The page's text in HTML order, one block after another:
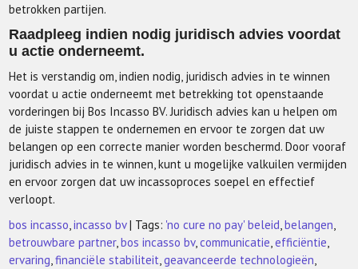
betrokken partijen.
Raadpleeg indien nodig juridisch advies voordat
u actie onderneemt.
Het is verstandig om, indien nodig, juridisch advies in te winnen
voordat u actie onderneemt met betrekking tot openstaande
vorderingen bij Bos Incasso BV. Juridisch advies kan u helpen om
de juiste stappen te ondernemen en ervoor te zorgen dat uw
belangen op een correcte manier worden beschermd. Door vooraf
juridisch advies in te winnen, kunt u mogelijke valkuilen vermijden
en ervoor zorgen dat uw incassoproces soepel en effectief
verloopt.
bos incasso,incasso bv | Tags: 'no cure no pay' beleid,belangen,
betrouwbare partner,bos incasso bv,communicatie,efficiëntie,
ervaring,financiële stabiliteit,geavanceerde technologieën,